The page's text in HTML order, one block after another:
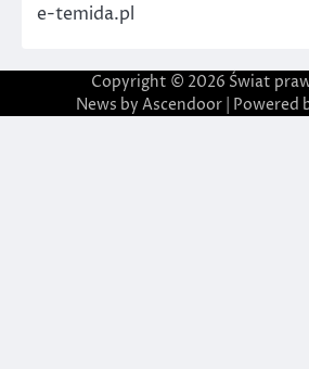
e-temida.pl
Copyright © 2026 Świat
News by Ascendoor| Powered